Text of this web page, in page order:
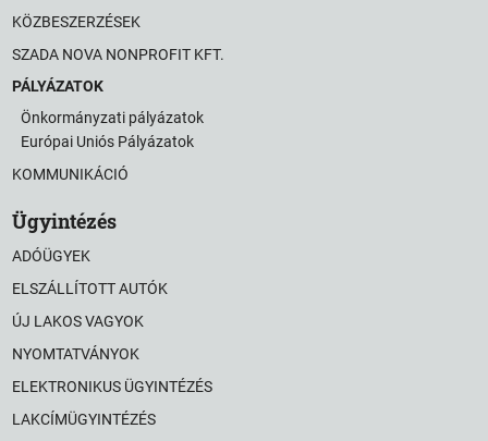
KÖZBESZERZÉSEK
SZADA NOVA NONPROFIT KFT.
PÁLYÁZATOK
Önkormányzati pályázatok
Európai Uniós Pályázatok
KOMMUNIKÁCIÓ
Ügyintézés
ADÓÜGYEK
ELSZÁLLÍTOTT AUTÓK
ÚJ LAKOS VAGYOK
NYOMTATVÁNYOK
ELEKTRONIKUS ÜGYINTÉZÉS
LAKCÍMÜGYINTÉZÉS